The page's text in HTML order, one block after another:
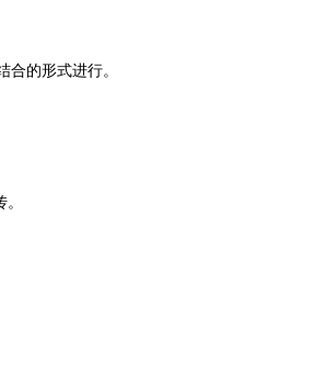
的形式进行。